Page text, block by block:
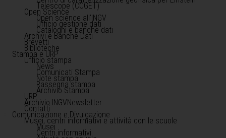
Telescope (CCGET)
Open Science
Open science all'INGV
Ufficio gestione dati
Cataloghi e banche dati
Archivi e Banche Dati
Brevetti
Biblioteche
Stampa e URP
Ufficio stampa
News
Comunicati Stampa
Note stampa
Rassegna stampa
Archivio Stampa
URP
Archivio INGVNewsletter
Contatti
Comunicazione e Divulgazione
Musei, centri informativi e attività con le scuole
Musei
Centri informativi